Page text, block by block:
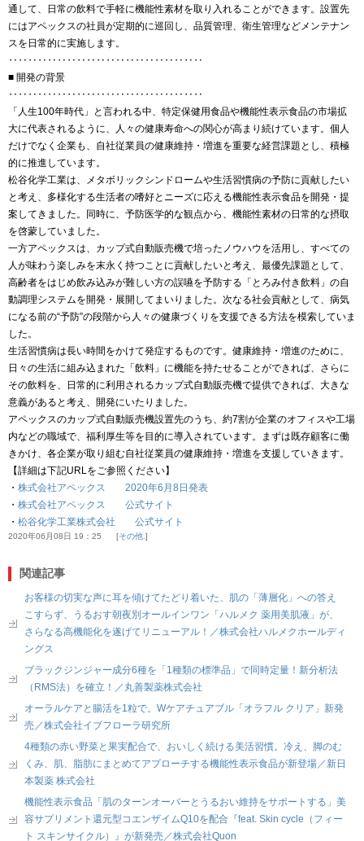
通して、日常の飲料で手軽に機能性素材を取り入れることができます。設置先
にはアペックスの社員が定期的に巡回し、品質管理、衛生管理などメンテナン
スを日常的に実施します。
‥‥‥‥‥‥‥‥‥‥‥‥‥‥‥‥‥‥‥‥
■ 開発の背景
‥‥‥‥‥‥‥‥‥‥‥‥‥‥‥‥‥‥‥‥
「人生100年時代」と言われる中、特定保健用食品や機能性表示食品の市場拡
大に代表されるように、人々の健康寿命への関心が高まり続けています。個人
だけでなく企業も、自社従業員の健康維持・増進を重要な経営課題とし、積極
的に推進しています。
松谷化学工業は、メタボリックシンドロームや生活習慣病の予防に貢献したい
と考え、多様化する生活者の嗜好とニーズに応える機能性表示食品を開発・提
案してきました。同時に、予防医学的な観点から、機能性素材の日常的な摂取
を啓蒙していました。
一方アペックスは、カップ式自動販売機で培ったノウハウを活用し、すべての
人が味わう楽しみを末永く持つことに貢献したいと考え、最優先課題として、
高齢者をはじめ飲み込みが難しい方の誤嚥を予防する「とろみ付き飲料」の自
動調理システムを開発・展開してまいりました。次なる社会貢献として、病気
になる前の“予防”の段階から人々の健康づくりを支援できる方法を模索していま
した。
生活習慣病は長い時間をかけて発症するものです。健康維持・増進のために、
日々の生活に組み込まれた「飲料」に機能を持たせることができれば、さらに
その飲料を、日常的に利用されるカップ式自動販売機で提供できれば、大きな
意義があると考え、開発にいたりました。
アペックスのカップ式自動販売機設置先のうち、約7割が企業のオフィスや工場
内などの職域で、福利厚生等を目的に導入されています。まずは既存顧客に働
きかけ、各企業が取り組む自社従業員の健康維持・増進を支援していきます。
【詳細は下記URLをご参照ください】
・ 株式会社アペックス 2020年6月8日発表
・ 株式会社アペックス 公式サイト
・ 松谷化学工業株式会社 公式サイト
2020年06月08日 19：25 その他.
関連記事
お客様の切実な声に耳を傾けてたどり着いた、肌の「薄層化」への答え
こすらず、うるおす朝夜別オールインワン「ハルメク 薬用美肌液」が、
さらなる高機能化を遂げてリニューアル！／株式会社ハルメクホールディ
ングス
ブラックジンジャー成分6種を「1種類の標準品」で同時定量！新分析法
（RMS法）を確立！／丸善製薬株式会社
オーラルケアと腸活を1粒で。Wケアチュアブル「オラフル クリア」新発
売／株式会社イブフローラ研究所
4種類の赤い野菜と果実配合で、おいしく続ける美活習慣。冷え、脚のむ
くみ、肌、脂肪にまとめてアプローチする機能性表示食品が新登場／新日
本製薬 株式会社
機能性表示食品「肌のターンオーバーとうるおい維持をサポートする」美
容サプリメント還元型コエンザイムQ10を配合『feat. Skin cycle（フィー
ト スキンサイクル）』が新発売／株式会社Quon